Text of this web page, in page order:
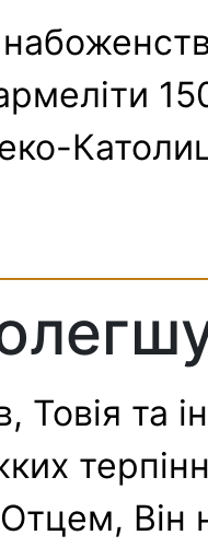
Товія та
Він